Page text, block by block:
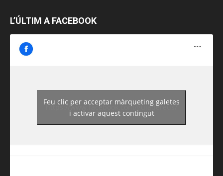
L’ÚLTIM A FACEBOOK
https://www.facebook.com/guiadereus/
Feu clic per acceptar màrqueting galetes
i activar aquest contingut